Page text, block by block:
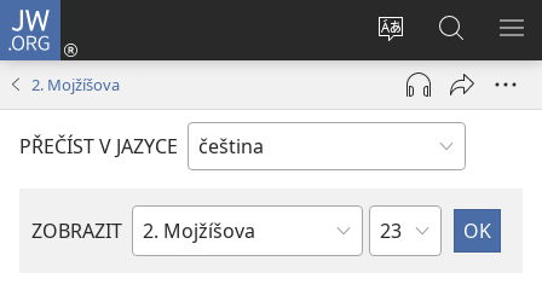
JW.ORG
Změnit
jazyk
stránek
Přihlásit
se
(otevřeno
okno)
Hledat
na
JW.ORG
2. Mojžíšova
PŘEČÍST V JAZYCE
ZOBRAZIT
Biblická
Kapitola